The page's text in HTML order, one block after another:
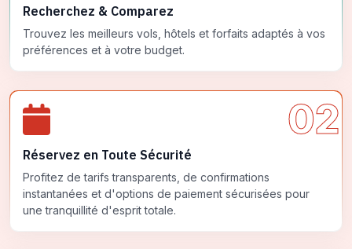
Recherchez & Comparez
Trouvez les meilleurs vols, hôtels et forfaits adaptés à vos
préférences et à votre budget.
02
Réservez en Toute Sécurité
Profitez de tarifs transparents, de confirmations
instantanées et d'options de paiement sécurisées pour
une tranquillité d'esprit totale.